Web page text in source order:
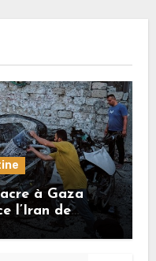
à Gaza
l’Iran de